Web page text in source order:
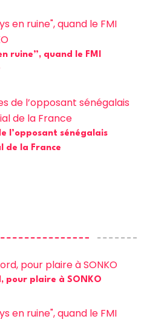
ruine”, quand le FMI
l’opposant sénégalais
de la France
pour plaire à SONKO